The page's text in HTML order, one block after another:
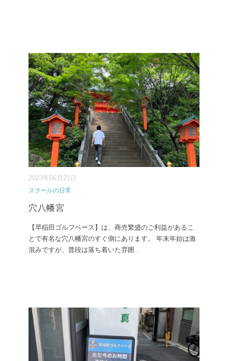
2023年06月21日
スクールの日常
穴八幡宮
【早稲田ゴルフベース】は、商売繁盛のご利益があるこ
とで有名な穴八幡宮のすぐ側にあります。 年末年始は激
混みですが、普段は落ち着いた雰囲 ...